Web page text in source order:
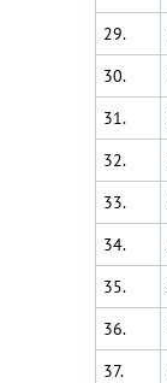
29.
30.
31.
32.
33.
34.
35.
36.
37.